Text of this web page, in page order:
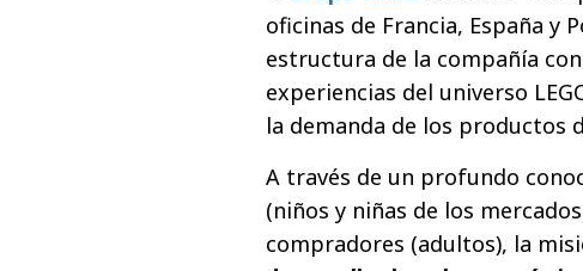
oficinas de Francia, España y
estructura de la compañía
experiencias del universo
la demanda de los productos
A través de un profundo
(niños y niñas de los
compradores (adultos), la